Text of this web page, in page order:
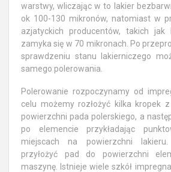
warstwy, wliczając w to lakier
ok 100-130 mikronów, natomiast w
azjatyckich producentów, takich
zamyka się w 70 mikronach. Po
sprawdzeniu stanu lakierniczego
samego polerowania.
Polerowanie rozpoczynamy od
celu możemy rozłożyć kilka kropek
powierzchni pada polerskiego, a
po elemencie przykładając
miejscach na powierzchni
przyłożyć pad do powierzchni
maszynę. Istnieje wiele szkół